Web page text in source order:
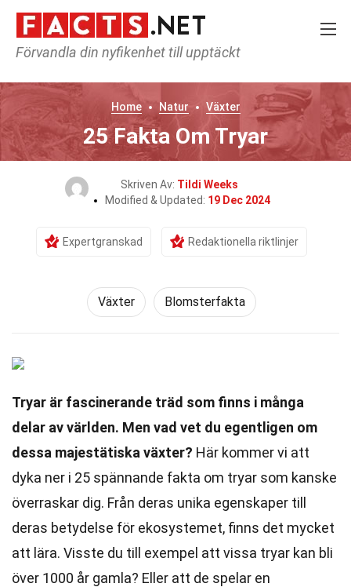
Förvandla din nyfikenhet till upptäckt
Home Natur Växter
25 Fakta Om Tryar
Skriven Av: Tildi Weeks
Modified & Updated: 19 Dec 2024
Expertgranskad Redaktionella riktlinjer
Växter Blomsterfakta
Tryar är fascinerande träd som finns i många
delar av världen. Men vad vet du egentligen om
dessa majestätiska växter? Här kommer vi att
dyka ner i 25 spännande fakta om tryar som kanske
överraskar dig. Från deras unika egenskaper till
deras betydelse för ekosystemet, finns det mycket
att lära. Visste du till exempel att vissa tryar kan bli
över 1000 år gamla? Eller att de spelar en